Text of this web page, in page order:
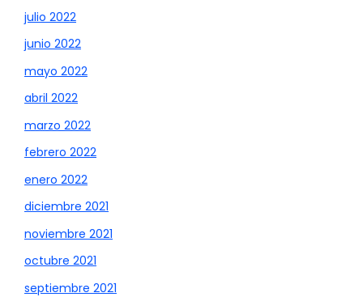
julio 2022
junio 2022
mayo 2022
abril 2022
marzo 2022
febrero 2022
enero 2022
diciembre 2021
noviembre 2021
octubre 2021
septiembre 2021